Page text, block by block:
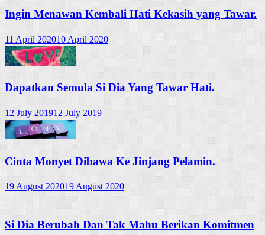
Ingin Menawan Kembali Hati Kekasih yang Tawar.
11 April 202010 April 2020
Dapatkan Semula Si Dia Yang Tawar Hati.
12 July 201912 July 2019
Cinta Monyet Dibawa Ke Jinjang Pelamin.
19 August 202019 August 2020
Si Dia Berubah Dan Tak Mahu Berikan Komitmen